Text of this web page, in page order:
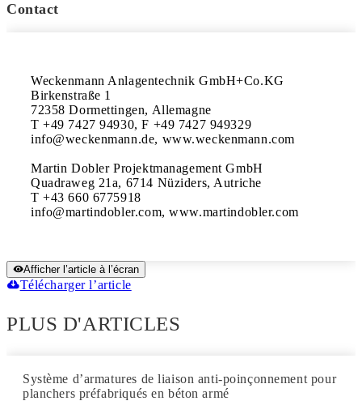
Contact
Weckenmann Anlagentechnik GmbH+Co.KG
Birkenstraße 1
72358 Dormettingen, Allemagne
T +49 7427 94930, F +49 7427 949329
info@weckenmann.de, www.weckenmann.com
Martin Dobler Projektmanagement GmbH
Quadraweg 21a, 6714 Nüziders, Autriche
T +43 660 6775918
info@martindobler.com, www.martindobler.com
Afficher l’article à l’écran
Télécharger l’article
PLUS D'ARTICLES
Système d’armatures de liaison anti-poinçonnement pour
planchers préfabriqués en béton armé